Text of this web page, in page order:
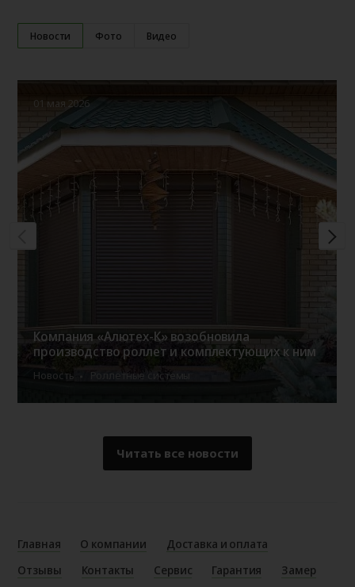
Новости Фото Видео
01 мая 2026
Компания «Алютех-К» возобновила
производство роллет и комплектующих к ним
Новость Роллетные системы
Читать все новости
Главная О компании
Доставка и оплата
Отзывы
Контакты Сервис Гарантия
Замер